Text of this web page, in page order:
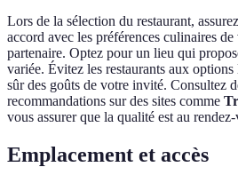
Lors de la sélection du restaurant,
accord avec les préférences culinaires
partenaire. Optez pour un lieu qui
variée. Évitez les restaurants aux
sûr des goûts de votre invité. Consultez
recommandations sur des sites comme
vous assurer que la qualité est au
Emplacement et accès